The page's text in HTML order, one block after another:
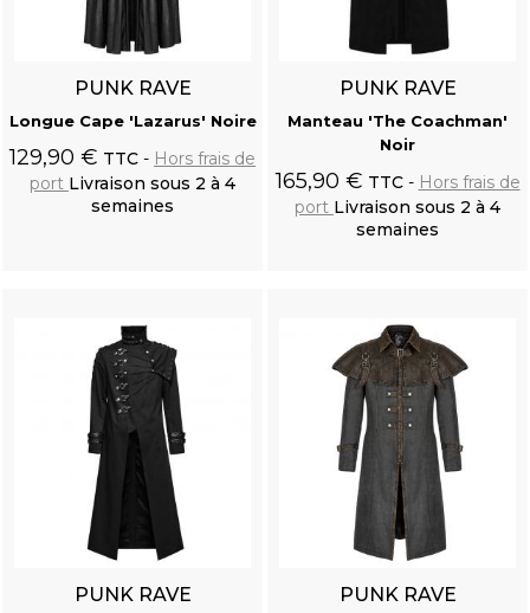
PUNK RAVE
Longue Cape 'Lazarus' Noire
129,90 € TTC
Hors frais de
port Livraison sous 2 à 4
semaines
PUNK RAVE
Manteau 'The Coachman'
Noir
165,90 € TTC
Hors frais de
port Livraison sous 2 à 4
semaines
PUNK RAVE PUNK RAVE